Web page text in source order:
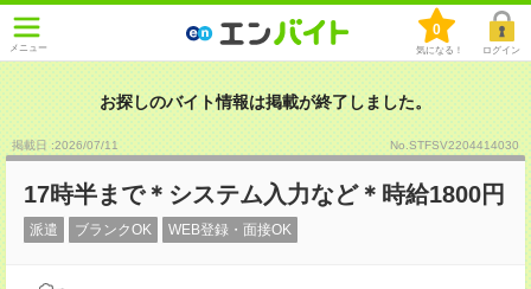
メニュー
0
気になる！ ログイン
お探しのバイト情報は掲載が終了しました。
掲載日 :2026/07/11 No.STFSV2204414030
17時半まで＊システム入力など＊時給1800円
派遣 ブランクOK WEB登録・面接OK